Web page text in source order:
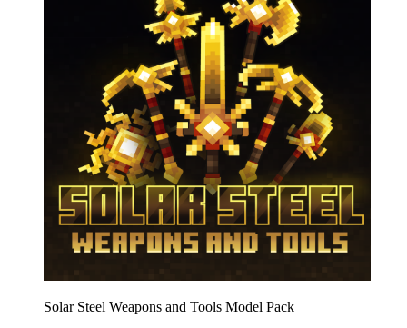
Solar Steel Weapons and Tools Model Pack